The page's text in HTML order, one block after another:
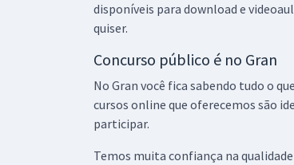
disponíveis para download e
quiser.
Concurso público é no Gran
No Gran você fica sabendo tudo o
cursos online que oferecemos são
participar.
Temos muita confiança na